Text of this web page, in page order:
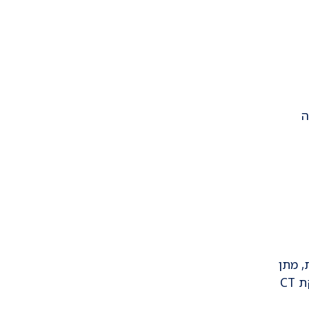
מתן
טיפולים ביולוגיים שונים בחולים עם מחלות מע' דלקתיות לפי המלצת רופא גסטרו , מתן נוזלים כהכנה לבדיקת CT